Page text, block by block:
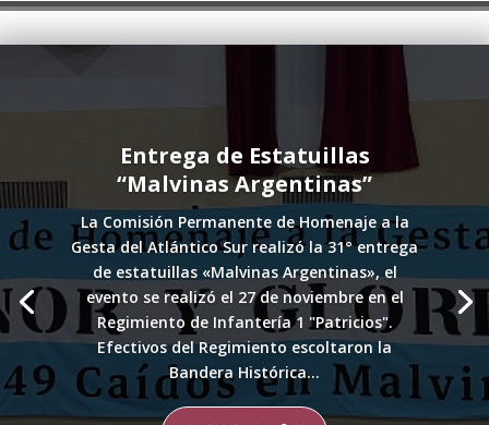
Entrega de Estatuillas
“Malvinas Argentinas”
La Comisión Permanente de Homenaje a la
Gesta del Atlántico Sur realizó la 31° entrega
de estatuillas «Malvinas Argentinas», el
evento se realizó el 27 de noviembre en el
Regimiento de Infantería 1 "Patricios".
Efectivos del Regimiento escoltaron la
Bandera Histórica...